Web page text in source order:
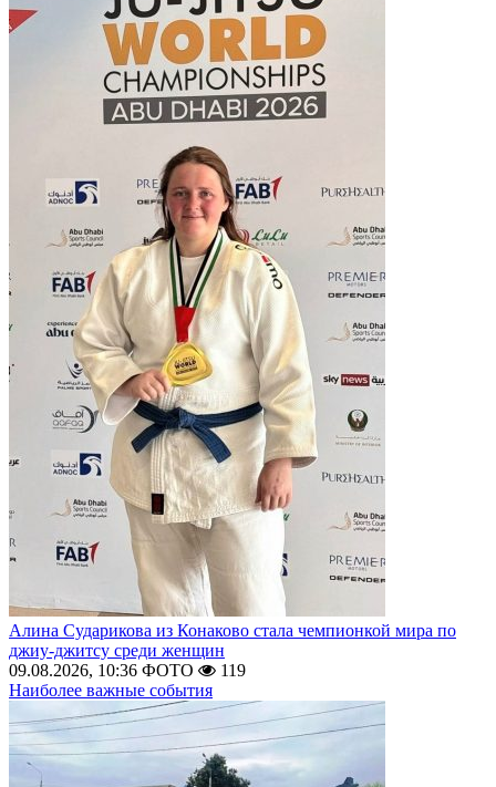
Алина Сударикова из Конаково стала чемпионкой мира по
джиу-джитсу среди женщин
09.08.2026, 10:36 ФОТО
119
Наиболее важные события